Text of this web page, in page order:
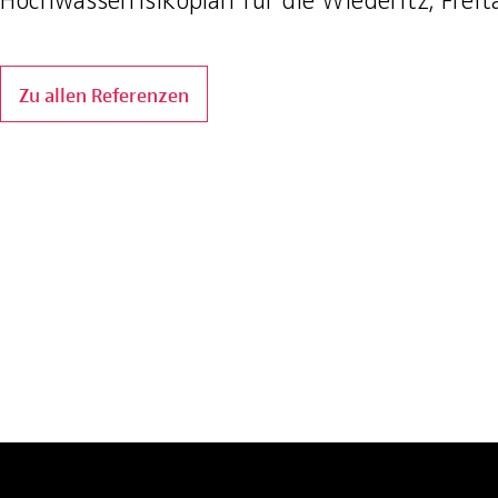
Zu allen Referenzen